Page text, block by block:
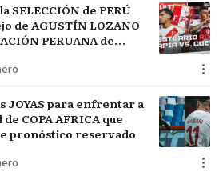
de PERÚ
de AGUSTÍN LOZANO
PERUANA de
JOYAS para enfrentar a
COPA AFRICA que
pronóstico reservado